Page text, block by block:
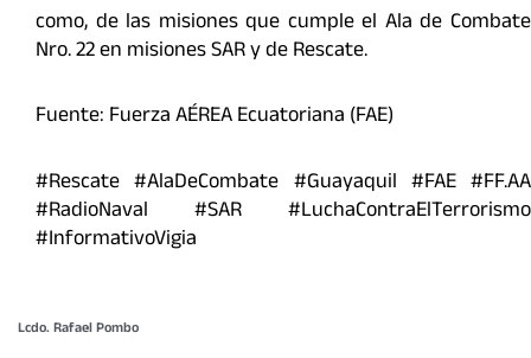
como, de las misiones que cumple el Ala de Combate
Nro. 22 en misiones SAR y de Rescate.
Fuente: Fuerza AÉREA Ecuatoriana (FAE)
#Rescate #AlaDeCombate #Guayaquil #FAE #FF.AA
#RadioNaval #SAR #LuchaContraElTerrorismo
#InformativoVigia
Lcdo. Rafael Pombo